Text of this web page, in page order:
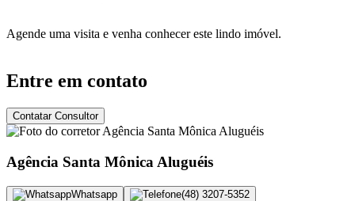
Agende uma visita e venha conhecer este lindo imóvel.
Entre em contato
Contatar Consultor
Agência Santa Mônica Aluguéis
Whatsapp (48) 3207-5352